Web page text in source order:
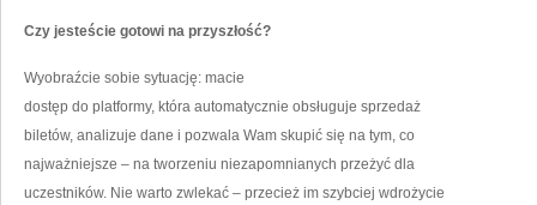
Czy jesteście gotowi na przyszłość?
Wyobraźcie sobie sytuację: macie
dostęp do platformy, która automatycznie obsługuje sprzedaż
biletów, analizuje dane i pozwala Wam skupić się na tym, co
najważniejsze – na tworzeniu niezapomnianych przeżyć dla
uczestników. Nie warto zwlekać – przecież im szybciej wdrożycie